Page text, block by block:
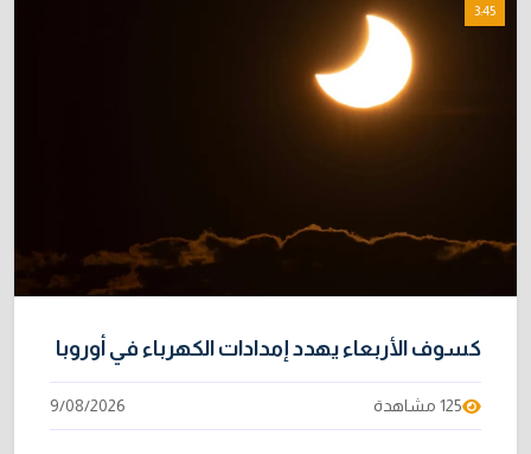
3:45
كسوف الأربعاء يهدد إمدادات الكهرباء في أوروبا
125 مشاهدة 9/08/2026